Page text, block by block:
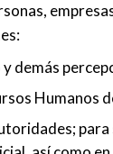
demás
Humanos